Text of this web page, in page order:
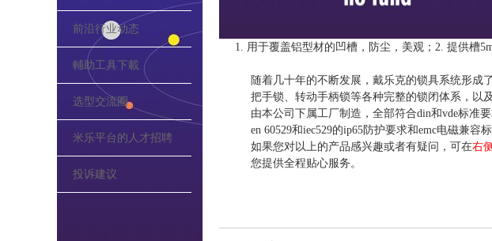
前沿行业动态
輔助工具下載
选型交流圈
米乐平台的人才招聘
投诉建议
1. 用于覆盖铝型材的凹槽，防尘，美观；2. 提供槽
随着几十年的不断发展，戴乐克的锁具系统形成
把手锁、转动手柄锁等各种完整的锁闭体系，以
由本公司下属工厂制造，全部符合din和vde标准
en 60529和iec529的ip65防护要求和emc电磁兼容标
如果您对以上的产品感兴趣或者有疑问，可在右
您提供全程贴心服务。